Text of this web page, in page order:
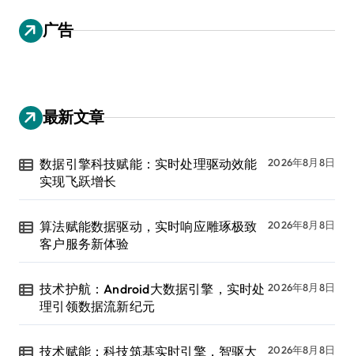
广告
最新文章
数据引擎科技赋能：实时处理驱动效能
实现飞跃增长
2026年8月8日
算法赋能数据驱动，实时响应雕琢极致
客户服务新体验
2026年8月8日
技术护航：Android大数据引擎，实时处
理引领数据流新纪元
2026年8月8日
技术赋能：科技筑基实时引擎，智驱大 2026年8月8日